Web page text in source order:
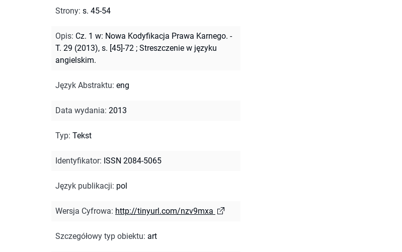
Strony: s. 45-54
Opis: Cz. 1 w: Nowa Kodyfikacja Prawa Karnego. -
T. 29 (2013), s. [45]-72 ; Streszczenie w języku
angielskim.
Język Abstraktu: eng
Data wydania: 2013
Typ: Tekst
Identyfikator: ISSN 2084-5065
Język publikacji: pol
Wersja Cyfrowa: http://tinyurl.com/nzv9mxa
Szczegółowy typ obiektu: art